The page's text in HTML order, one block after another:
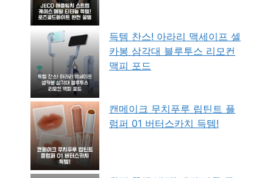
득템 찬스! 아라리 맥세이프 셀
카봉 삼각대 블루투스 리모컨
맥피 포드
캔메이크 무치푸루 립틴트 플
럼퍼 01 버터스카치 득템!